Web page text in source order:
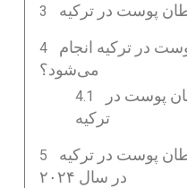
پوست در ترکیه
در ترکیه انجام
می‌شود؟
پوست در
ترکیه
پوست در ترکیه
در سال ۲۰۲۴